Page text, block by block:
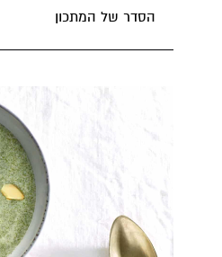
הסדר של המתכון